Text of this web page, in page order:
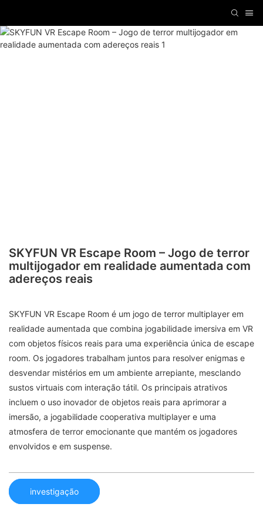
SKYFUN VR Escape Room – Jogo de terror
multijogador em realidade aumentada com
adereços reais
SKYFUN VR Escape Room é um jogo de terror multiplayer em
realidade aumentada que combina jogabilidade imersiva em VR
com objetos físicos reais para uma experiência única de escape
room. Os jogadores trabalham juntos para resolver enigmas e
desvendar mistérios em um ambiente arrepiante, mesclando
sustos virtuais com interação tátil. Os principais atrativos
incluem o uso inovador de objetos reais para aprimorar a
imersão, a jogabilidade cooperativa multiplayer e uma
atmosfera de terror emocionante que mantém os jogadores
envolvidos e em suspense.
investigação